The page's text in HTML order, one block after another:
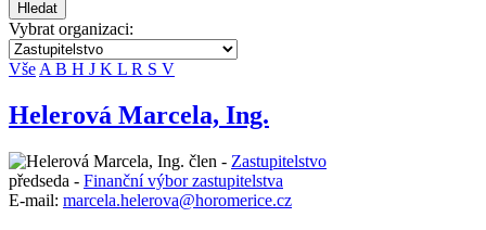
Hledat
Vybrat organizaci:
Vše A B H J K L R S V
Helerová Marcela, Ing.
člen - Zastupitelstvo
předseda - Finanční výbor zastupitelstva
E-mail: marcela.helerova@horomerice.cz